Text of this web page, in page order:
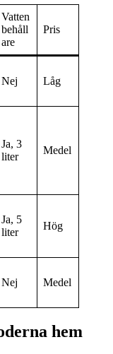
Vatten
behåll
are
Pris
Nej Låg
Ja, 3
liter
Medel
Ja, 5
liter
Hög
Nej Medel
hem